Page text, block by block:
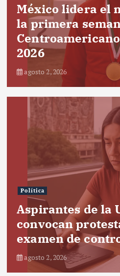
México lidera el
la primera
2026
agosto 2, 2026
Política
Aspirantes de la
convocan
examen de
agosto 2, 2026